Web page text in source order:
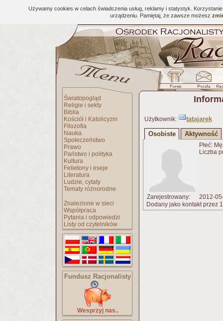
Używamy cookies w celach świadczenia usług, reklamy i statystyk.
urządzeniu. Pamiętaj, że zawsze możesz
Światopogląd
Religie i sekty
Biblia
Kościół i Katolicyzm
Filozofia
Nauka
Społeczeństwo
Prawo
Państwo i polityka
Kultura
Felietony i eseje
Literatura
Ludzie, cytaty
Tematy różnorodne
Znalezione w sieci
Współpraca
Pytania i odpowiedzi
Listy od czytelników
Fundusz Racjonalisty
Wesprzyj nas..
Użytkownik:
tatajarek
Osobiste
Aktywność
Płeć:
Liczba
Zarejestrowany:
2012-
Dodany jako kontakt przez